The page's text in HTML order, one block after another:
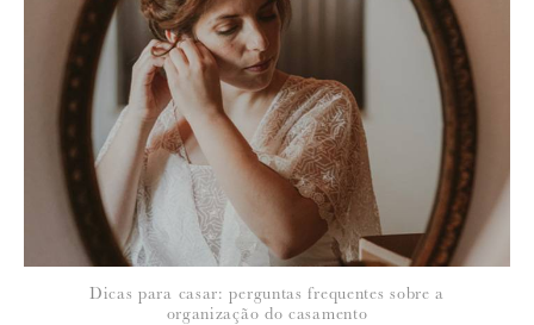
Dicas para casar: perguntas frequentes sobre a
organização do casamento